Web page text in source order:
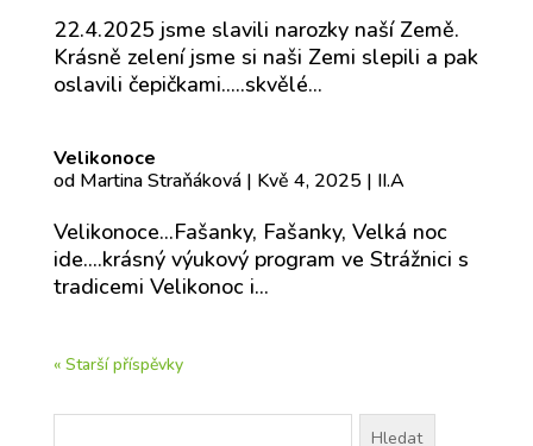
22.4.2025 jsme slavili narozky naší Země.
Krásně zelení jsme si naši Zemi slepili a pak
oslavili čepičkami.....skvělé...
Velikonoce
od Martina Straňáková| Kvě 4, 2025| II.A
Velikonoce...Fašanky, Fašanky, Velká noc
ide....krásný výukový program ve Strážnici s
tradicemi Velikonoc i...
« Starší příspěvky
Vyhledávání